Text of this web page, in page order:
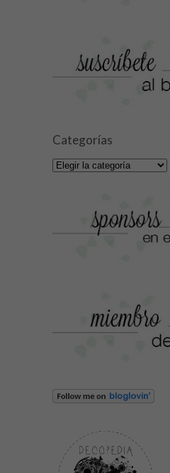
Categorías
Categorías